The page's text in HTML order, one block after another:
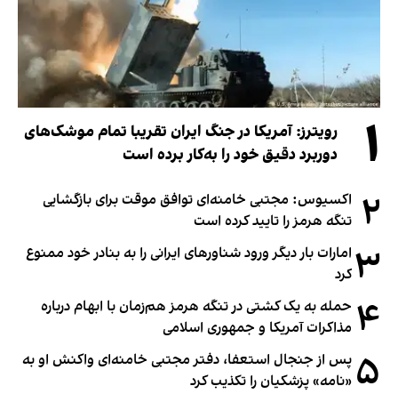
۱
رویترز: آمریکا در جنگ ایران تقریبا تمام موشک‌های
دوربرد دقیق خود را به‌کار برده است
۲ اکسیوس: مجتبی خامنه‌ای توافق موقت برای بازگشایی
تنگه هرمز را تایید کرده است
۳ امارات بار دیگر ورود شناورهای ایرانی را به بنادر خود ممنوع
کرد
۴ حمله به یک کشتی در تنگه هرمز هم‌زمان با ابهام درباره
مذاکرات آمریکا و جمهوری اسلامی
۵ پس از جنجال استعفا، دفتر مجتبی خامنه‌ای واکنش او به
«نامه» پزشکیان را تکذیب کرد